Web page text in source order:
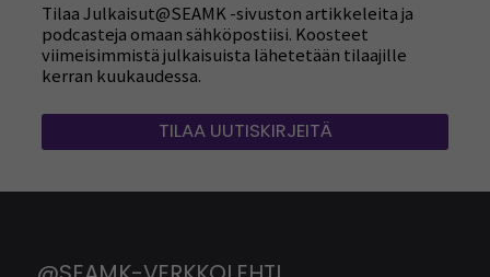
Tilaa Julkaisut@SEAMK -sivuston artikkeleita ja
podcasteja omaan sähköpostiisi. Koosteet
viimeisimmistä julkaisuista lähetetään tilaajille
kerran kuukaudessa.
TILAA UUTISKIRJEITÄ